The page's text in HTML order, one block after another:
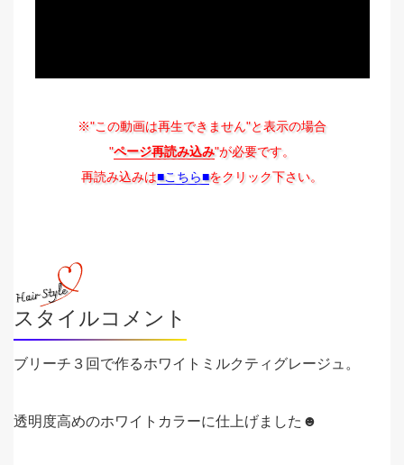
※"この動画は再生できません"と表示の場合
"ページ再読み込み"が必要です。
再読み込みは■こちら■をクリック下さい。
スタイルコメント
ブリーチ３回で作るホワイトミルクティグレージュ。
透明度高めのホワイトカラーに仕上げました☻